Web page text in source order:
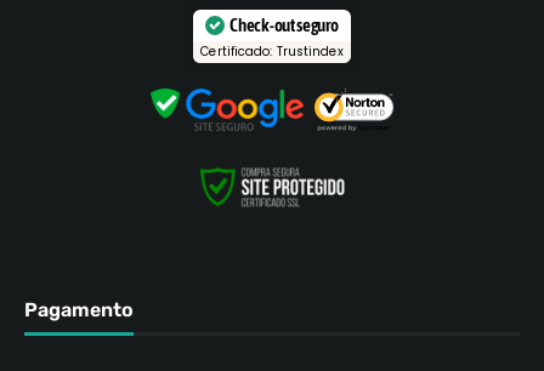
Check-out seguro
Certificado: Trustindex
Pagamento